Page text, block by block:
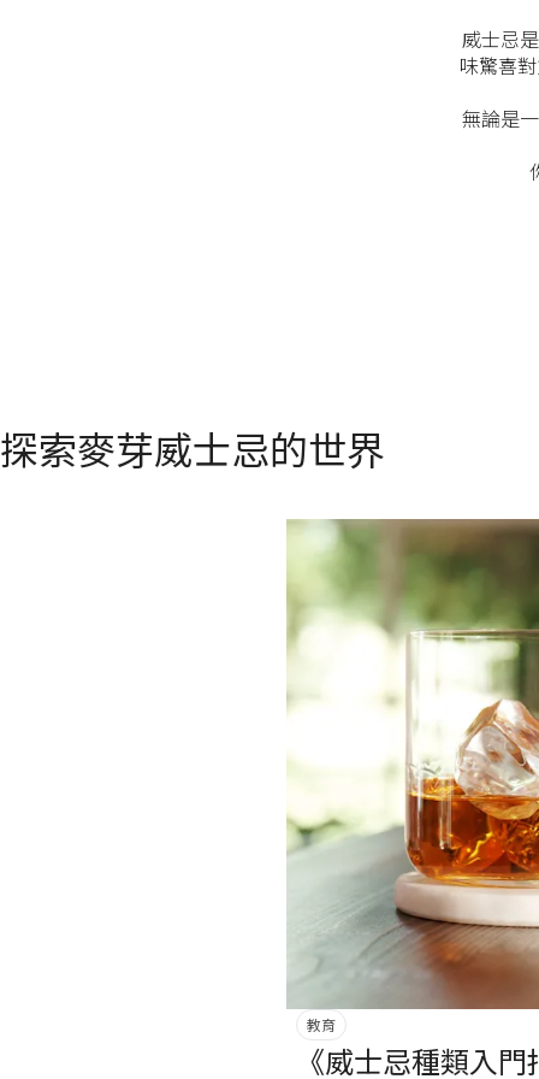
威士忌
味驚喜
無論是
探索麥芽威士忌的世界
教育
《威士忌種類入